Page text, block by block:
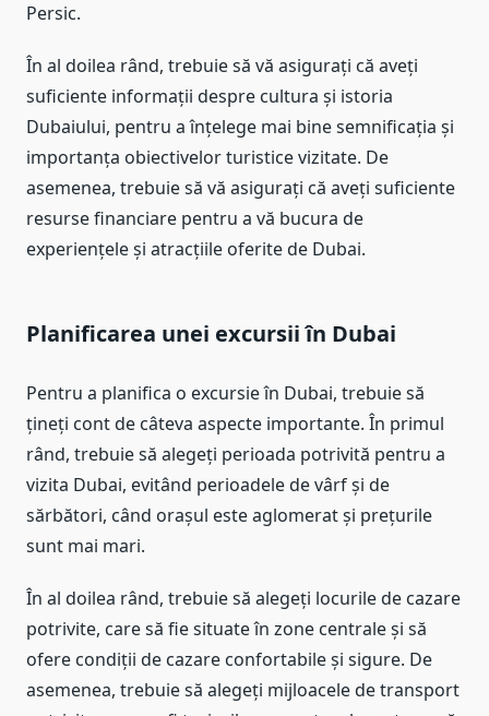
Persic.
În al doilea rând, trebuie să vă asigurați că aveți
suficiente informații despre cultura și istoria
Dubaiului, pentru a înțelege mai bine semnificația și
importanța obiectivelor turistice vizitate. De
asemenea, trebuie să vă asigurați că aveți suficiente
resurse financiare pentru a vă bucura de
experiențele și atracțiile oferite de Dubai.
Planificarea unei excursii în Dubai
Pentru a planifica o excursie în Dubai, trebuie să
țineți cont de câteva aspecte importante. În primul
rând, trebuie să alegeți perioada potrivită pentru a
vizita Dubai, evitând perioadele de vârf și de
sărbători, când orașul este aglomerat și prețurile
sunt mai mari.
În al doilea rând, trebuie să alegeți locurile de cazare
potrivite, care să fie situate în zone centrale și să
ofere condiții de cazare confortabile și sigure. De
asemenea, trebuie să alegeți mijloacele de transport